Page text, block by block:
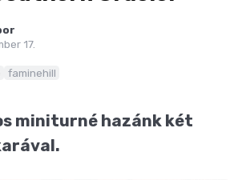
17.
faminehill
miniturné hazánk két